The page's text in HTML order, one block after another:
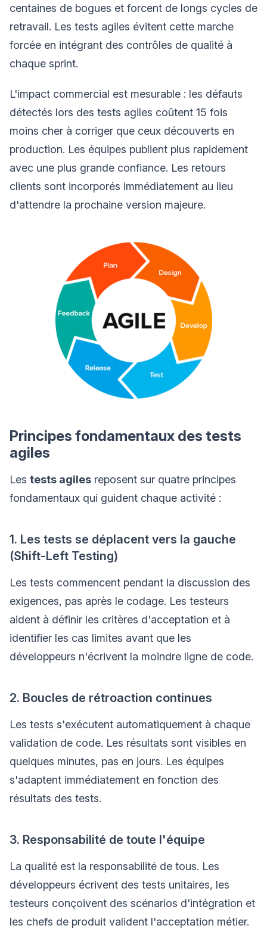
centaines de bogues et forcent de longs cycles de
retravail. Les tests agiles évitent cette marche
forcée en intégrant des contrôles de qualité à
chaque sprint.
L'impact commercial est mesurable : les défauts
détectés lors des tests agiles coûtent 15 fois
moins cher à corriger que ceux découverts en
production. Les équipes publient plus rapidement
avec une plus grande confiance. Les retours
clients sont incorporés immédiatement au lieu
d'attendre la prochaine version majeure.
Principes fondamentaux des tests
agiles
Les tests agiles reposent sur quatre principes
fondamentaux qui guident chaque activité :
1. Les tests se déplacent vers la gauche
(Shift-Left Testing)
Les tests commencent pendant la discussion des
exigences, pas après le codage. Les testeurs
aident à définir les critères d'acceptation et à
identifier les cas limites avant que les
développeurs n'écrivent la moindre ligne de code.
2. Boucles de rétroaction continues
Les tests s'exécutent automatiquement à chaque
validation de code. Les résultats sont visibles en
quelques minutes, pas en jours. Les équipes
s'adaptent immédiatement en fonction des
résultats des tests.
3. Responsabilité de toute l'équipe
La qualité est la responsabilité de tous. Les
développeurs écrivent des tests unitaires, les
testeurs conçoivent des scénarios d'intégration et
les chefs de produit valident l'acceptation métier.